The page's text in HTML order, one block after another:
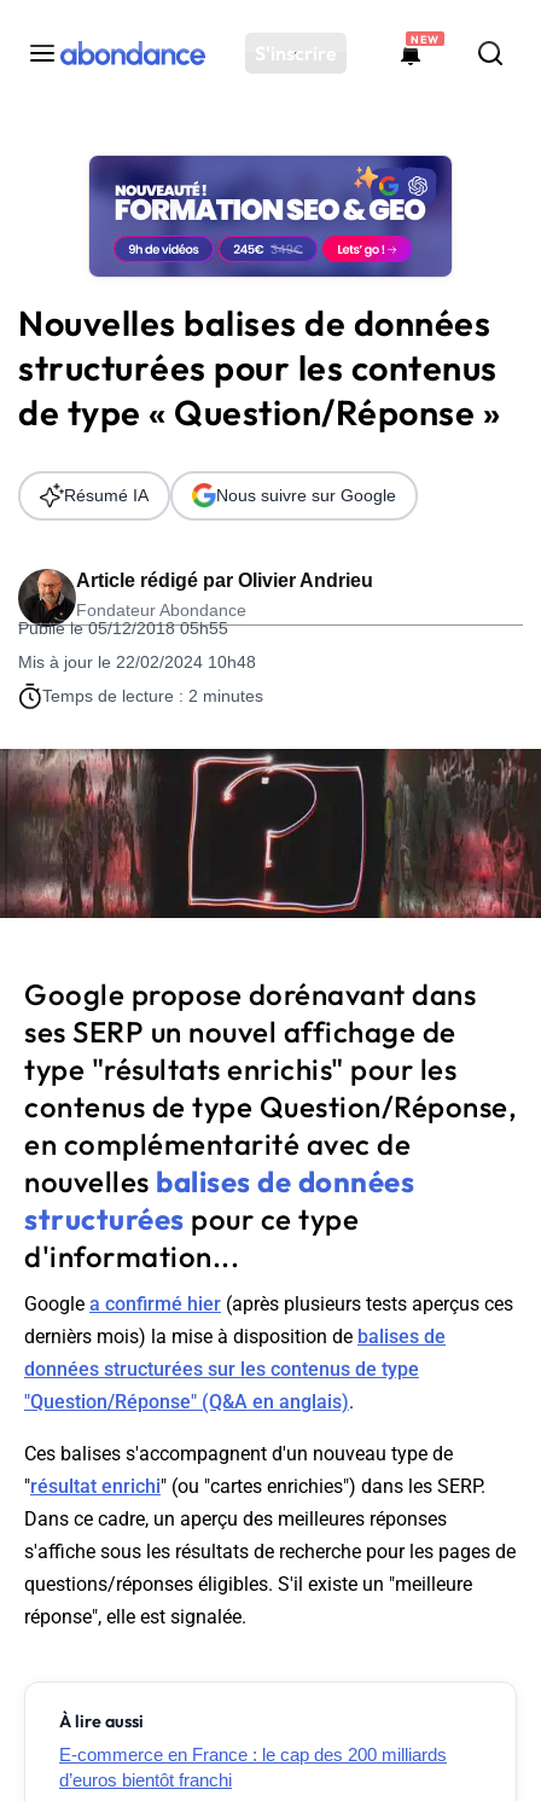
S'inscrire
NEW
Toutes les actus
Actus SEO
Plateforme
Solutions
Ressources
Audit SEO
Nouvelles balises de données
structurées pour les contenus
de type « Question/Réponse »
Article rédigé par Olivier Andrieu
Fondateur Abondance
Publié le 05/12/2018 05h55
Mis à jour le 22/02/2024 10h48
Temps de lecture : 2 minutes
Résumé IA Nous suivre sur Google
Google propose dorénavant dans
ses SERP un nouvel affichage de
type "résultats enrichis" pour les
contenus de type Question/Réponse,
en complémentarité avec de
nouvelles balises de données
structurées pour ce type
d'information...
Google a confirmé hier (après plusieurs tests aperçus ces
dernièrs mois) la mise à disposition de balises de
données structurées sur les contenus de type
"Question/Réponse" (Q&A en anglais).
Ces balises s'accompagnent d'un nouveau type de
"résultat enrichi" (ou "cartes enrichies") dans les SERP.
Dans ce cadre, un aperçu des meilleures réponses
s'affiche sous les résultats de recherche pour les pages de
questions/réponses éligibles. S'il existe un "meilleure
réponse", elle est signalée.
À lire aussi
E-commerce en France : le cap des 200 milliards
d’euros bientôt franchi